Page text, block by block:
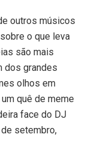
outros músicos
o que leva
são mais
dos grandes
olhos em
quê de meme
face do DJ
setembro,